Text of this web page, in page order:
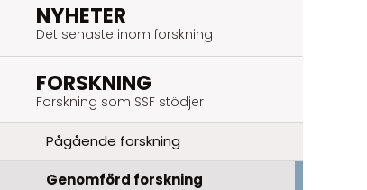
NYHETER
Det senaste inom forskning
FORSKNING
Forskning som SSF stödjer
Pågående forskning
Genomförd forskning